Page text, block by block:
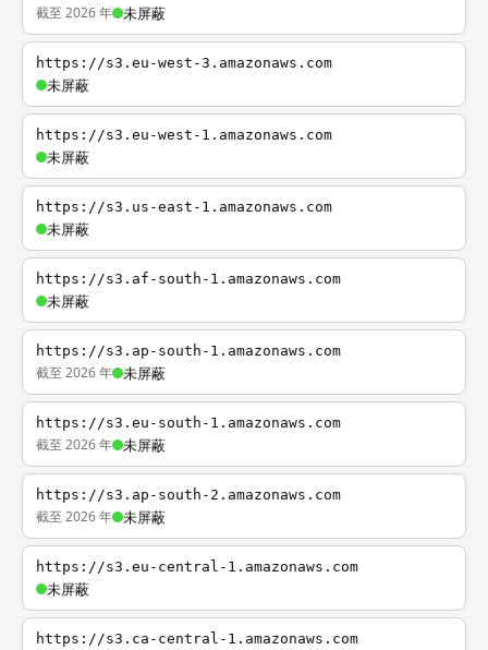
截至 2026 年 未屏蔽
https://s3.eu-west-3.amazonaws.com
未屏蔽
https://s3.eu-west-1.amazonaws.com
未屏蔽
https://s3.us-east-1.amazonaws.com
未屏蔽
https://s3.af-south-1.amazonaws.com
未屏蔽
https://s3.ap-south-1.amazonaws.com
截至 2026 年 未屏蔽
https://s3.eu-south-1.amazonaws.com
截至 2026 年 未屏蔽
https://s3.ap-south-2.amazonaws.com
截至 2026 年 未屏蔽
https://s3.eu-central-1.amazonaws.com
未屏蔽
https://s3.ca-central-1.amazonaws.com